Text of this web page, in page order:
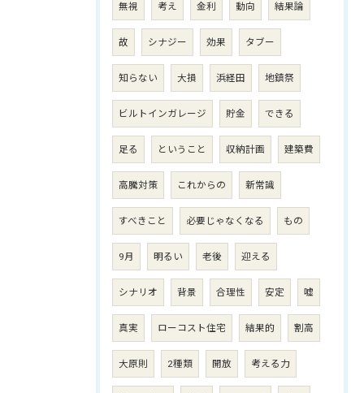
無視 考え 金利 動向 結果論
故 シナジー 効果 タブー
知らない 大損 浜経田 地鎮祭
ビルトインガレージ 貯金 できる
足る ということ 収納計画 建築費
高騰対策 これからの 新常識
すべきこと 必要じゃなくなる もの
9月 明るい 老後 迎える
シナリオ 背景 合理性 安定 嘘
真実 ローコスト住宅 結果的 割高
大原則 2種類 開放 考える力